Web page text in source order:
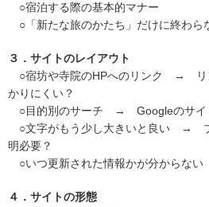
○宿泊する際の基本的マナー
○「新たな旅のかたち」だけに終わら
３．サイトのレイアウト
○宿坊や寺院のHPへのリンク → リ
かりにくい？
○目的別のサーチ → Googleのサイト
○文字がもう少し大きいと良い → ブ
明必要？
○いつ更新された情報かが分からない
４．サイトの形態